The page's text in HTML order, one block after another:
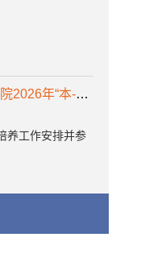
关于开展建筑与艺术学院2026年“本-博”拔尖创新计划选拔工作的通知
养工作安排并参